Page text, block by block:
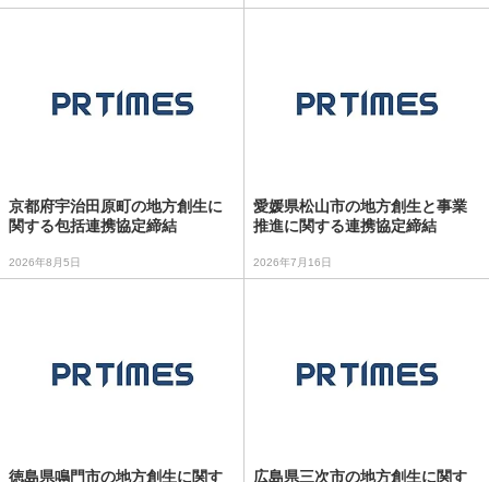
京都府宇治田原町の地方創生に
関する包括連携協定締結
2026年8月5日
愛媛県松山市の地方創生と事業
推進に関する連携協定締結
2026年7月16日
徳島県鳴門市の地方創生に関す
広島県三次市の地方創生に関す